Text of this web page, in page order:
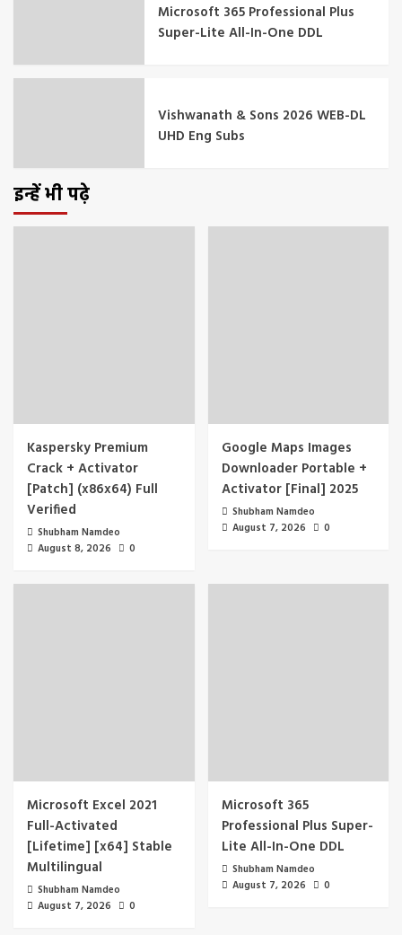
Microsoft 365 Professional Plus
Super-Lite All-In-One DDL
Vishwanath & Sons 2026 WEB-DL
UHD Eng Subs
इन्हें भी पढ़े
Kaspersky Premium
Crack + Activator
[Patch] (x86x64) Full
Verified
Shubham Namdeo
August 8, 2026
0
Google Maps Images
Downloader Portable +
Activator [Final] 2025
Shubham Namdeo
August 7, 2026
0
Microsoft Excel 2021
Full-Activated
[Lifetime] [x64] Stable
Multilingual
Shubham Namdeo
August 7, 2026
0
Microsoft 365
Professional Plus Super-
Lite All-In-One DDL
Shubham Namdeo
August 7, 2026
0